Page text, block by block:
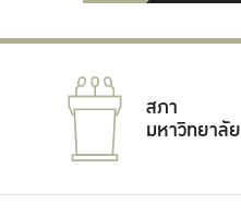
สภา
มหาวิทยาลัย